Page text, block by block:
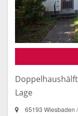
Lage
65193 Wiesbaden